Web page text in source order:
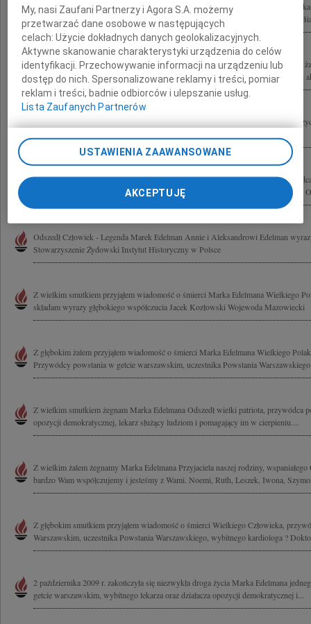
Marek Edelman 1919 - 2009 ostatni dowódca powstania w getcie, wybitny lekarz
Solidarności, lider opozycji demokratycznej w Polsce, odznaczony Orderem Orła
Wrocławskie środowisko Stowarzyszenia Projekt: Polska pragnie wyrazić głęboki
Edelmana Jego postawa na zawsze będzie dla nas wzorem działalności społecznej i
Z głębokim żalem żegnamy Marka Edelmana działacza NSZZ "Solidarność" i
Ze smutkiem przyjęliśmy wiadomość o śmierci Marka Edelmana Odszedł
Warszawskim, niestrudzony bojownik o wolną Polskę, współpracownik Komitetu
Odszedł Człowiek - Legenda Marek Edelman Annie i Aleksandrowi Edelman
Stowarzyszenie Żydowski Instytut Historyczny w Polsce
Z wielkim smutkiem przyjąłem wiadomość o śmierci Marka Edelmana Wielkiego
składam wyrazy głębokiego współczucia Jacek Kozłowski Wojewoda Mazowiecki
Z głębokim żalem przyjąłem wiadomość o śmierci Marka Edelmana Wielkiego
Przywódcy powstania w getcie warszawskim, uczestnika Powstania
Z wielkim smutkiem żegnam Marka Edelmana Odszedł wielki patriota, przywódca
opozycji demokratycznej, lekarz służący ludziom i pomagający im w cierpieniu....
Z wielkim żalem żegnamy Marka Edelmana Przyjaciela naszej rodziny,
bardzo Wam współczujemy i jesteśmy z Wami. Noemi, Ruth, Leszek, Iwona,
Z głębokim smutkiem przyjąłem wiadomość o śmierci Wielkiego Człowieka,
Warszawskim, uczestnika Powstania Warszawskiego, wybitnego kardiologa ?
2 października 2009 r. zakończyła się niezwykła droga życia Marka Edelmana
getcie warszawskim, wybitnego lekarza oraz działacza opozycji demokratycznej i...
My, nasi Zaufani Partnerzy i Agora S.A. możemy
przetwarzać dane osobowe w następujących
celach:Użycie dokładnych danych geolokalizacyjnych.
Aktywne skanowanie charakterystyki urządzenia do celów
identyfikacji. Przechowywanie informacji na urządzeniu lub
dostęp do nich. Spersonalizowane reklamy i treści, pomiar
reklam i treści, badnie odbiorców i ulepszanie usług.
Lista Zaufanych Partnerów
USTAWIENIA ZAAWANSOWANE
AKCEPTUJĘ